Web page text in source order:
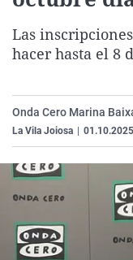
Las
hacer hasta el 8
Onda Cero Marina
La Vila Joiosa